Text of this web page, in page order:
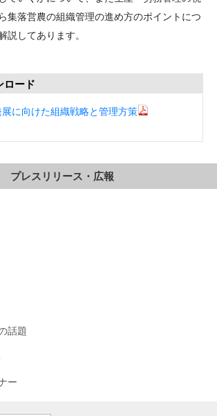
集落営農の組織管理の進め方のポイントにつ
説してあります。
ロード
に向けた組織戦略と管理方策
プレスリリース・広報
話題
ー